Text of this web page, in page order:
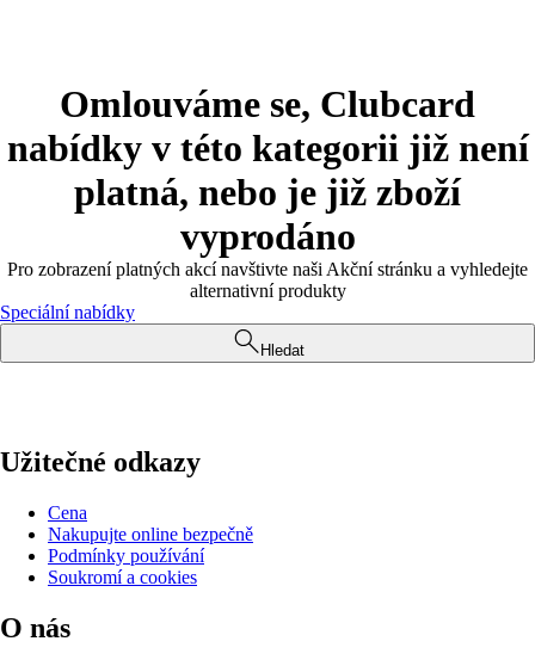
Omlouváme se, Clubcard
nabídky v této kategorii již není
platná, nebo je již zboží
vyprodáno
Pro zobrazení platných akcí navštivte naši Akční stránku a vyhledejte
alternativní produkty
Speciální nabídky
Hledat
Užitečné odkazy
Cena
Nakupujte online bezpečně
Podmínky používání
Soukromí a cookies
O nás